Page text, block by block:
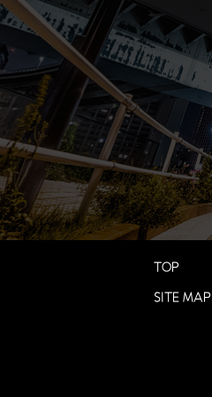
TOP
SITE MAP